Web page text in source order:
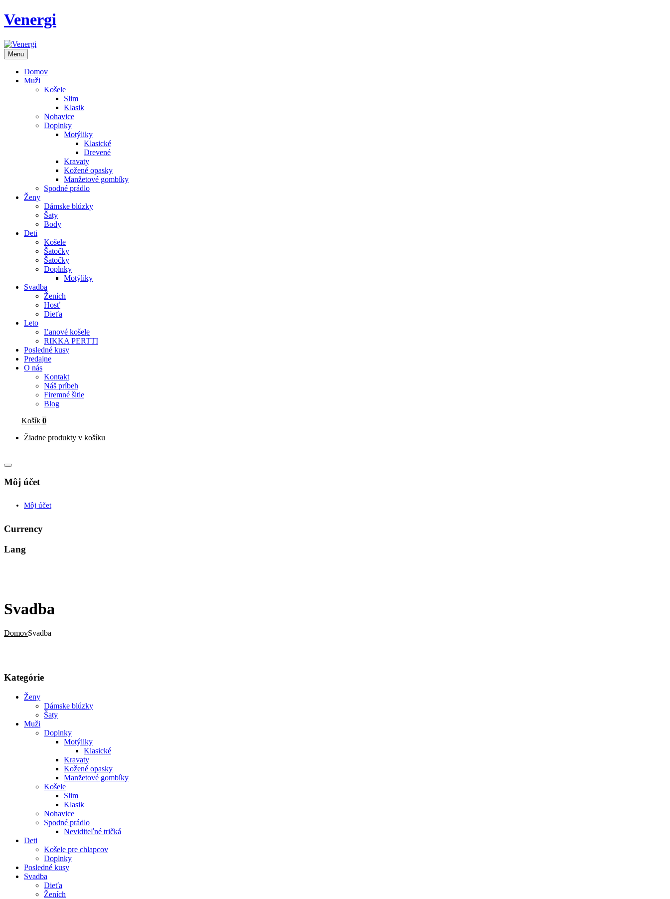
Venergi
Menu
Domov
Muži
Košele
Slim
Klasik
Nohavice
Doplnky
Motýliky
Klasické
Drevené
Kravaty
Kožené opasky
Manžetové gombíky
Spodné prádlo
Ženy
Dámske blúzky
Šaty
Body
Deti
Košele
Šatočky
Šatočky
Doplnky
Motýliky
Svadba
Ženích
Hosť
Dieťa
Leto
Ľanové košele
RIKKA PERTTI
Posledné kusy
Predajne
O nás
Kontakt
Náš príbeh
Firemné šitie
Blog
Košík 0
Žiadne produkty v košíku
Môj účet
Môj účet
Currency
Lang
Svadba
DomovSvadba
Kategórie
Ženy
Dámske blúzky
Šaty
Muži
Doplnky
Motýliky
Klasické
Kravaty
Kožené opasky
Manžetové gombíky
Košele
Slim
Klasik
Nohavice
Spodné prádlo
Neviditeľné tričká
Deti
Košele pre chlapcov
Doplnky
Posledné kusy
Svadba
Dieťa
Ženích